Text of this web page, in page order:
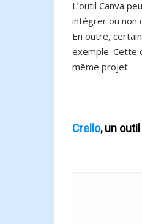
L’outil Canva
intégrer ou non
En outre,
exemple. Cette
même projet.
Crello, un